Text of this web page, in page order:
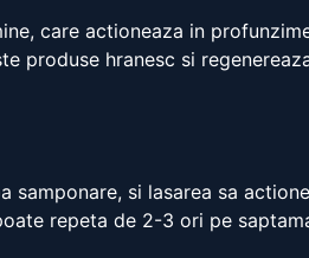
care actioneaza in
produse hranesc si
samponare, si lasarea sa
repeta de 2-3 ori pe